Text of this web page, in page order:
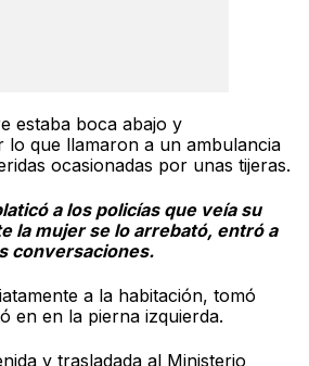
estaba boca abajo y
lo que llamaron a un ambulancia
ocasionadas por unas tijeras.
a los policías que veía su
la mujer se lo arrebató, entró a
conversaciones.
a la habitación, tomó
en en la pierna izquierda.
y trasladada al Ministerio